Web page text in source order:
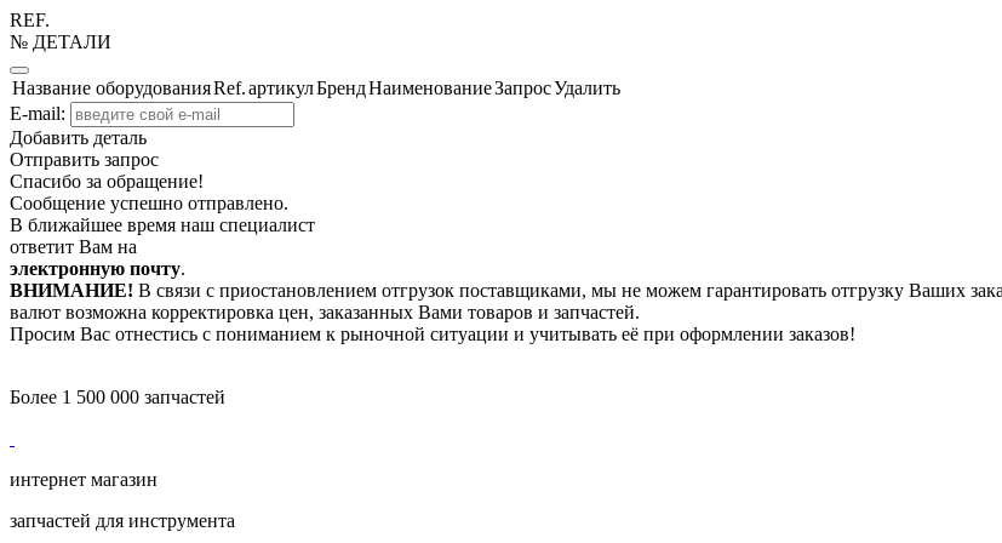
REF.
№ ДЕТАЛИ
Название оборудованияRef.артикулБрендНаименованиеЗапросУдалить
E-mail:
Добавить деталь
Отправить запрос
Спасибо за обращение!
Сообщение успешно отправлено.
В ближайшее время наш специалист
ответит Вам на
электронную почту.
ВНИМАНИЕ! В связи с приостановлением отгрузок поставщиками, мы не можем гарантировать отгрузку Ваших
валют возможна корректировка цен, заказанных Вами товаров и запчастей.
Просим Вас отнестись с пониманием к рыночной ситуации и учитывать её при оформлении заказов!
Более 1 500 000 запчастей
интернет магазин
запчастей для инструмента